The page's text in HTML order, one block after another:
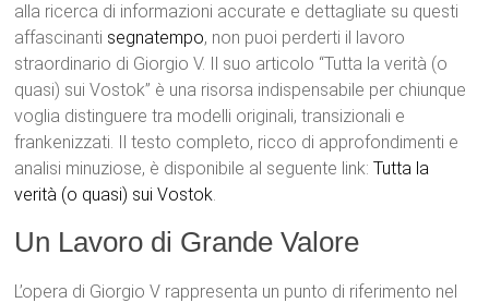
alla ricerca di informazioni accurate e dettagliate su questi
affascinanti segnatempo, non puoi perderti il lavoro
straordinario di Giorgio V. Il suo articolo “Tutta la verità (o
quasi) sui Vostok” è una risorsa indispensabile per chiunque
voglia distinguere tra modelli originali, transizionali e
frankenizzati. Il testo completo, ricco di approfondimenti e
analisi minuziose, è disponibile al seguente link:Tutta la
verità (o quasi) sui Vostok.
Un Lavoro di Grande Valore
L’opera di Giorgio V rappresenta un punto di riferimento nel